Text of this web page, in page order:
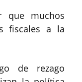
que muchos
fiscales a la
de rezago